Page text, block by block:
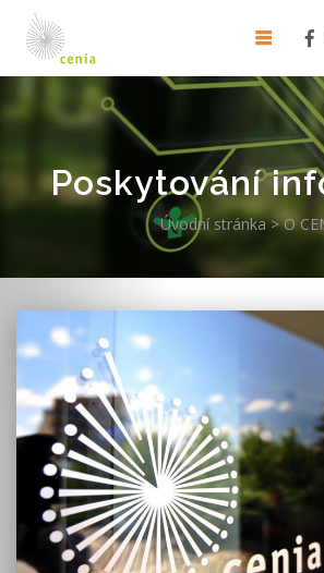
Poskytování
Úvodní stránka>O